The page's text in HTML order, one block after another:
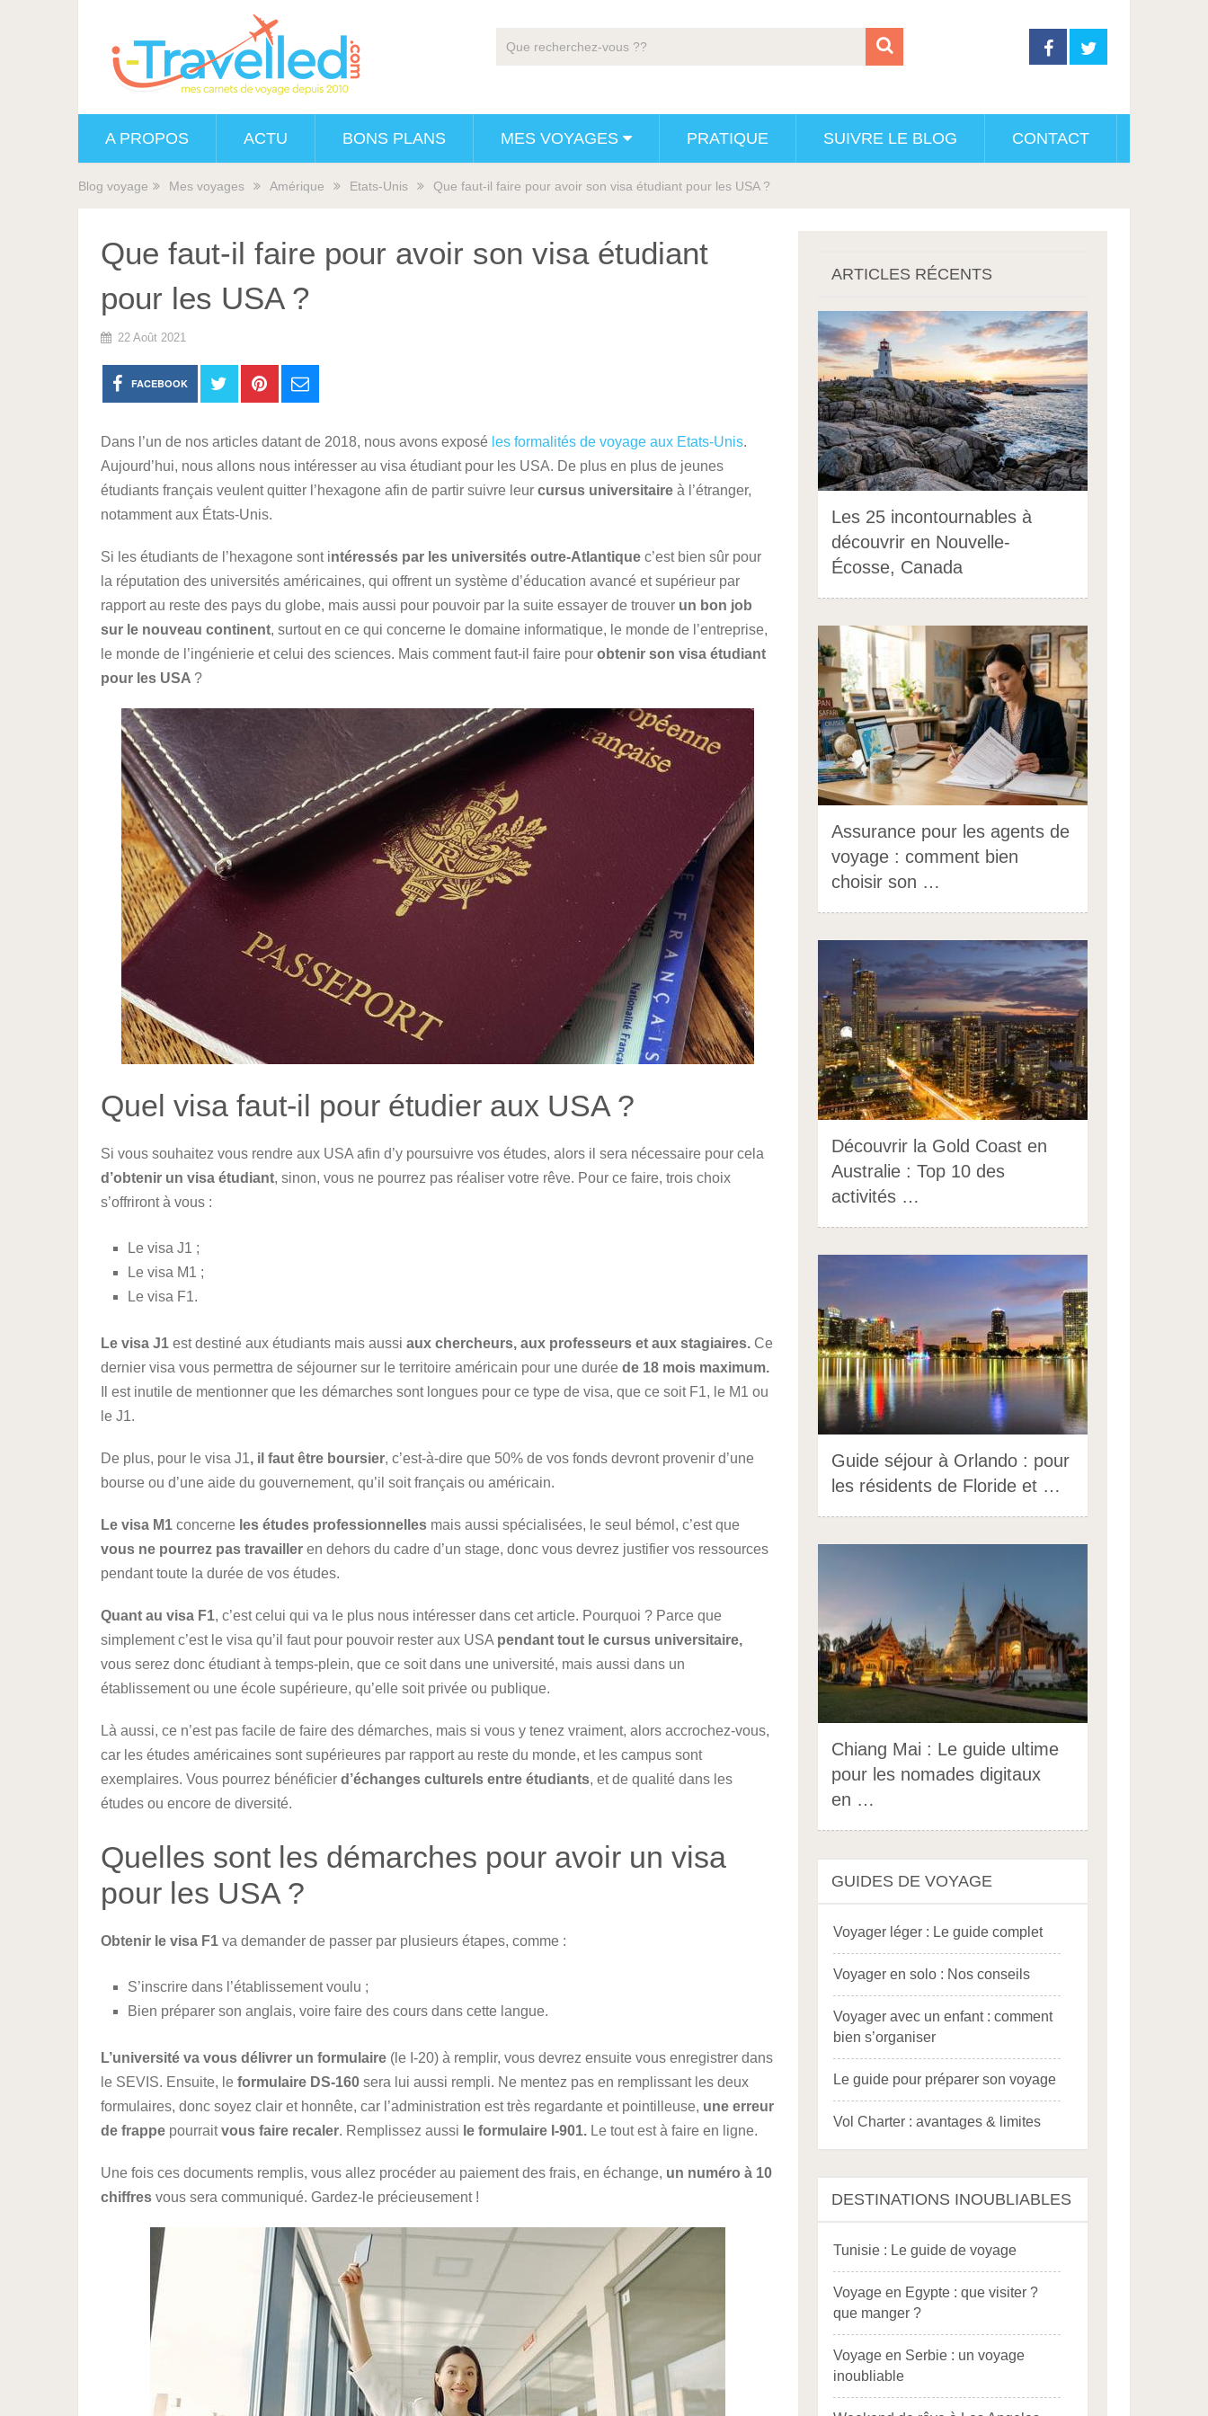
A PROPOS ACTU BONS PLANS MES VOYAGES PRATIQUE SUIVRE LE BLOG CONTACT
Blog voyage Mes voyages Amérique Etats-Unis Que faut-il faire pour avoir son visa étudiant pour les USA ?
Que faut-il faire pour avoir son visa étudiant
pour les USA ?
22 Août 2021
FACEBOOK
Dans l’un de nos articles datant de 2018, nous avons exposé les formalités de voyage aux Etats-Unis.
Aujourd’hui, nous allons nous intéresser au visa étudiant pour les USA. De plus en plus de jeunes
étudiants français veulent quitter l’hexagone afin de partir suivre leur cursus universitaire à l’étranger,
notamment aux États-Unis.
Si les étudiants de l’hexagone sont intéressés par les universités outre-Atlantique c’est bien sûr pour
la réputation des universités américaines, qui offrent un système d’éducation avancé et supérieur par
rapport au reste des pays du globe, mais aussi pour pouvoir par la suite essayer de trouver un bon job
sur le nouveau continent, surtout en ce qui concerne le domaine informatique, le monde de l’entreprise,
le monde de l’ingénierie et celui des sciences. Mais comment faut-il faire pour obtenir son visa étudiant
pour les USA ?
Quel visa faut-il pour étudier aux USA ?
Si vous souhaitez vous rendre aux USA afin d’y poursuivre vos études, alors il sera nécessaire pour cela
d’obtenir un visa étudiant, sinon, vous ne pourrez pas réaliser votre rêve. Pour ce faire, trois choix
s’offriront à vous :
Le visa J1 ;
Le visa M1 ;
Le visa F1.
Le visa J1 est destiné aux étudiants mais aussi aux chercheurs, aux professeurs et aux stagiaires. Ce
dernier visa vous permettra de séjourner sur le territoire américain pour une durée de 18 mois maximum.
Il est inutile de mentionner que les démarches sont longues pour ce type de visa, que ce soit F1, le M1 ou
le J1.
De plus, pour le visa J1, il faut être boursier, c’est-à-dire que 50% de vos fonds devront provenir d’une
bourse ou d’une aide du gouvernement, qu’il soit français ou américain.
Le visa M1 concerne les études professionnelles mais aussi spécialisées, le seul bémol, c’est que
vous ne pourrez pas travailler en dehors du cadre d’un stage, donc vous devrez justifier vos ressources
pendant toute la durée de vos études.
Quant au visa F1, c’est celui qui va le plus nous intéresser dans cet article. Pourquoi ? Parce que
simplement c’est le visa qu’il faut pour pouvoir rester aux USA pendant tout le cursus universitaire,
vous serez donc étudiant à temps-plein, que ce soit dans une université, mais aussi dans un
établissement ou une école supérieure, qu’elle soit privée ou publique.
Là aussi, ce n’est pas facile de faire des démarches, mais si vous y tenez vraiment, alors accrochez-vous,
car les études américaines sont supérieures par rapport au reste du monde, et les campus sont
exemplaires. Vous pourrez bénéficier d’échanges culturels entre étudiants, et de qualité dans les
études ou encore de diversité.
Quelles sont les démarches pour avoir un visa
pour les USA ?
Obtenir le visa F1 va demander de passer par plusieurs étapes, comme :
S’inscrire dans l’établissement voulu ;
Bien préparer son anglais, voire faire des cours dans cette langue.
L’université va vous délivrer un formulaire (le I-20) à remplir, vous devrez ensuite vous enregistrer dans
le SEVIS. Ensuite, le formulaire DS-160 sera lui aussi rempli. Ne mentez pas en remplissant les deux
formulaires, donc soyez clair et honnête, car l’administration est très regardante et pointilleuse, une erreur
de frappe pourraitvous faire recaler. Remplissez aussi le formulaire I-901. Le tout est à faire en ligne.
Une fois ces documents remplis, vous allez procéder au paiement des frais, en échange, un numéro à 10
chiffres vous sera communiqué. Gardez-le précieusement !
ARTICLES RÉCENTS
Les 25 incontournables à
découvrir en Nouvelle-
Écosse, Canada
Assurance pour les agents de
voyage : comment bien
choisir son …
Découvrir la Gold Coast en
Australie : Top 10 des
activités …
Guide séjour à Orlando : pour
les résidents de Floride et …
Chiang Mai : Le guide ultime
pour les nomades digitaux
en …
GUIDES DE VOYAGE
Voyager léger : Le guide complet
Voyager en solo : Nos conseils
Voyager avec un enfant : comment
bien s’organiser
Le guide pour préparer son voyage
Vol Charter : avantages & limites
DESTINATIONS INOUBLIABLES
Tunisie : Le guide de voyage
Voyage en Egypte : que visiter ?
que manger ?
Voyage en Serbie : un voyage
inoubliable